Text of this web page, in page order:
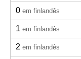
0 em finlandês
1 em finlandês
2 em finlandês